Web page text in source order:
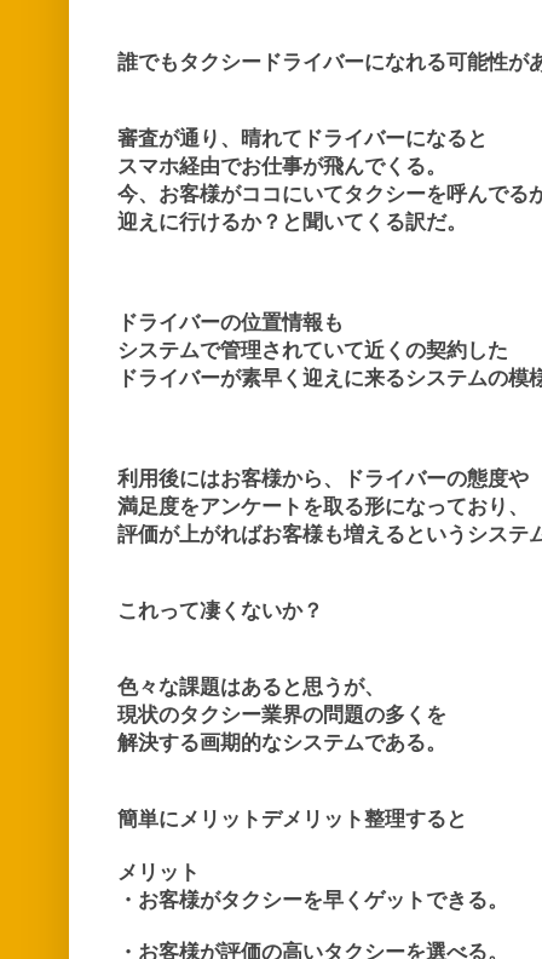
誰でもタクシードライバーになれる可能性が
審査が通り、晴れてドライバーになると
スマホ経由でお仕事が飛んでくる。
今、お客様がココにいてタクシーを呼んでる
迎えに行けるか？と聞いてくる訳だ。
ドライバーの位置情報も
システムで管理されていて近くの契約した
ドライバーが素早く迎えに来るシステムの模
利用後にはお客様から、ドライバーの態度や
満足度をアンケートを取る形になっており、
評価が上がればお客様も増えるというシステ
これって凄くないか？
色々な課題はあると思うが、
現状のタクシー業界の問題の多く を
解決する画期的なシステムである。
簡単にメリットデメリット整理すると
メリット
・お客様がタクシーを早くゲットできる。
・お客様が評価の高いタクシーを選べる。